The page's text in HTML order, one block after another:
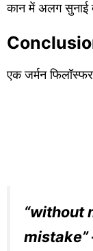
कान में अलग सुनाई
एक जर्मन
“without
mistake”